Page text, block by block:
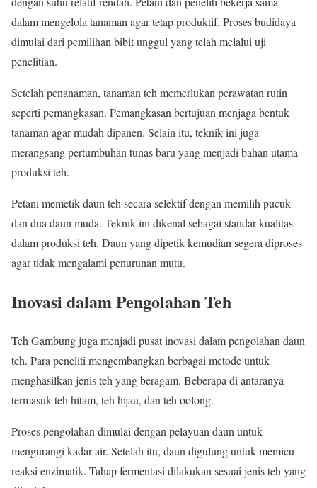
dalam mengelola tanaman agar tetap produktif. Proses budidaya
dimulai dari pemilihan bibit unggul yang telah melalui uji
penelitian.
Setelah penanaman, tanaman teh memerlukan perawatan rutin
seperti pemangkasan. Pemangkasan bertujuan menjaga bentuk
tanaman agar mudah dipanen. Selain itu, teknik ini juga
merangsang pertumbuhan tunas baru yang menjadi bahan utama
produksi teh.
Petani memetik daun teh secara selektif dengan memilih pucuk
dan dua daun muda. Teknik ini dikenal sebagai standar kualitas
dalam produksi teh. Daun yang dipetik kemudian segera diproses
agar tidak mengalami penurunan mutu.
Inovasi dalam Pengolahan Teh
Teh Gambung juga menjadi pusat inovasi dalam pengolahan daun
teh. Para peneliti mengembangkan berbagai metode untuk
menghasilkan jenis teh yang beragam. Beberapa di antaranya
termasuk teh hitam, teh hijau, dan teh oolong.
Proses pengolahan dimulai dengan pelayuan daun untuk
mengurangi kadar air. Setelah itu, daun digulung untuk memicu
reaksi enzimatik. Tahap fermentasi dilakukan sesuai jenis teh yang